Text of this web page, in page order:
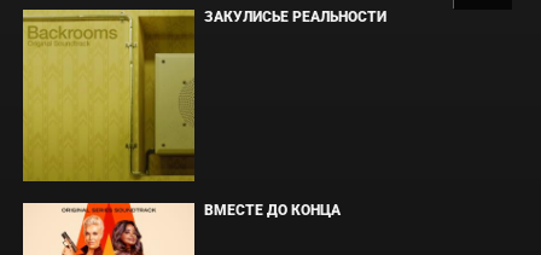
ЗАКУЛИСЬЕ РЕАЛЬНОСТИ
ВМЕСТЕ ДО КОНЦА